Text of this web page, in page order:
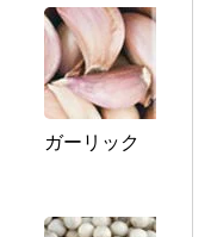
ガーリック